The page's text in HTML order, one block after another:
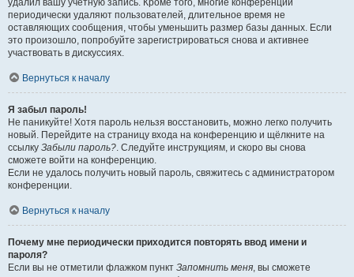
удалил вашу учётную запись. Кроме того, многие конференции
периодически удаляют пользователей, длительное время не
оставляющих сообщения, чтобы уменьшить размер базы данных. Если
это произошло, попробуйте зарегистрироваться снова и активнее
участвовать в дискуссиях.
Вернуться к началу
Я забыл пароль!
Не паникуйте! Хотя пароль нельзя восстановить, можно легко получить
новый. Перейдите на страницу входа на конференцию и щёлкните на
ссылку Забыли пароль?. Следуйте инструкциям, и скоро вы снова
сможете войти на конференцию.
Если не удалось получить новый пароль, свяжитесь с администратором
конференции.
Вернуться к началу
Почему мне периодически приходится повторять ввод имени и
пароля?
Если вы не отметили флажком пункт Запомнить меня, вы сможете